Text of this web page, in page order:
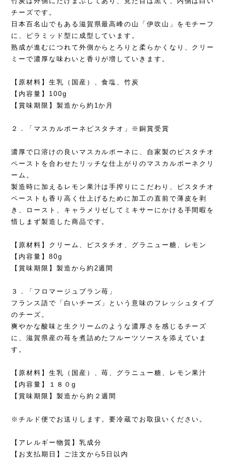
チーズです。
日本百名山でもある滋賀県最高峰の山「伊吹山」をモチーフ
に、ピラミッド型に成型しています。
熟成が進むにつれて外側からとろりと柔らかくなり、クリー
ミーで濃厚な味わいと香りが増していきます。
【原材料】生乳（国産）、食塩、竹炭
【内容量】100g
【賞味期限】製造から約1か月
２．「マスカルポーネピスタチオ」※銅賞受賞
濃厚で口溶けの良いマスカルポーネに、自家製のピスタチオ
ペーストを合わせたリッチな仕上がりのマスカルポーネクリ
ーム。
製造時に加えるレモン果汁は手搾りにこだわり、ピスタチオ
ペーストも香り高く仕上げるために加工の直前で薄皮を剥
き、ロースト、キャラメリゼしてミキサーにかける手間暇を
惜しまず製造した商品です。
【原材料】クリーム、ピスタチオ、グラニュー糖、レモン
【内容量】80g
【賞味期限】製造から約2週間
３．「フロマージュブラン苺」
フランス語で「白いチーズ」という意味のフレッシュタイプ
のチーズ。
爽やかな酸味と生クリームのような濃厚さを感じるチーズ
に、滋賀県産の苺を煮詰めたフルーツソースを添えていま
す。
【原材料】生乳（国産）、苺、グラニュー糖、レモン果汁
【内容量】１８０g
【賞味期限】製造から約２週間
※チルド便でお送りします。要冷蔵でお取扱いください。
【アレルギー物質】乳成分
【お支払期日】ご注文から5日以内